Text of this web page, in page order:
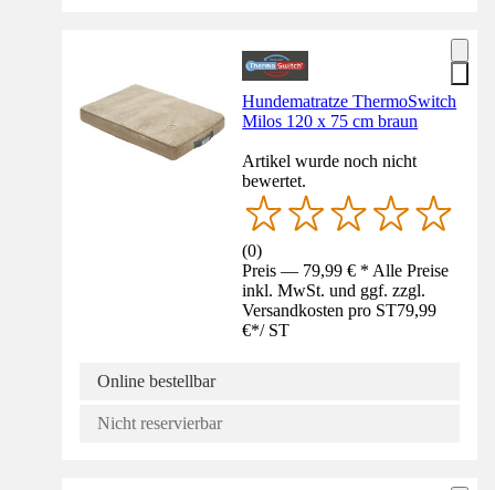
Hundematratze ThermoSwitch
Milos 120 x 75 cm braun
Artikel wurde noch nicht
bewertet.
(0)
Preis — 79,99 € * Alle Preise
inkl. MwSt. und ggf. zzgl.
Versandkosten pro ST79,99
€*/ ST
Online bestellbar
Nicht reservierbar